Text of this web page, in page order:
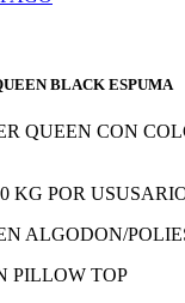
BLACK ESPUMA
QUEEN CON
KG POR
ALGODON/
PILLOW TOP